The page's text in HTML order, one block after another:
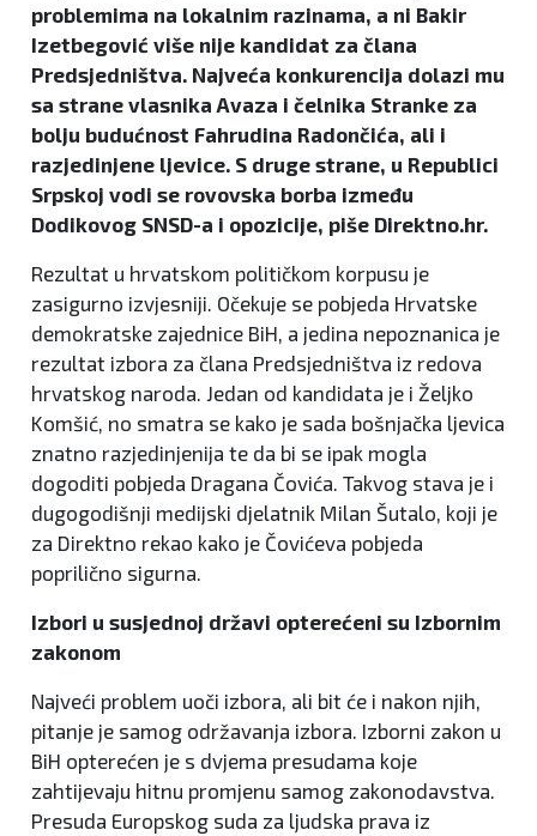
problemima na lokalnim razinama, a ni Bakir
Izetbegović više nije kandidat za člana
Predsjedništva. Najveća konkurencija dolazi mu
sa strane vlasnika Avaza i čelnika Stranke za
bolju budućnost Fahrudina Radončića, ali i
razjedinjene ljevice. S druge strane, u Republici
Srpskoj vodi se rovovska borba između
Dodikovog SNSD-a i opozicije, piše Direktno.hr.
Rezultat u hrvatskom političkom korpusu je
zasigurno izvjesniji. Očekuje se pobjeda Hrvatske
demokratske zajednice BiH, a jedina nepoznanica je
rezultat izbora za člana Predsjedništva iz redova
hrvatskog naroda. Jedan od kandidata je i Željko
Komšić, no smatra se kako je sada bošnjačka ljevica
znatno razjedinjenija te da bi se ipak mogla
dogoditi pobjeda Dragana Čovića. Takvog stava je i
dugogodišnji medijski djelatnik Milan Šutalo, koji je
za Direktno rekao kako je Čovićeva pobjeda
poprilično sigurna.
Izbori u susjednoj državi opterećeni su Izbornim
zakonom
Najveći problem uoči izbora, ali bit će i nakon njih,
pitanje je samog održavanja izbora. Izborni zakon u
BiH opterećen je s dvjema presudama koje
zahtijevaju hitnu promjenu samog zakonodavstva.
Presuda Europskog suda za ljudska prava iz